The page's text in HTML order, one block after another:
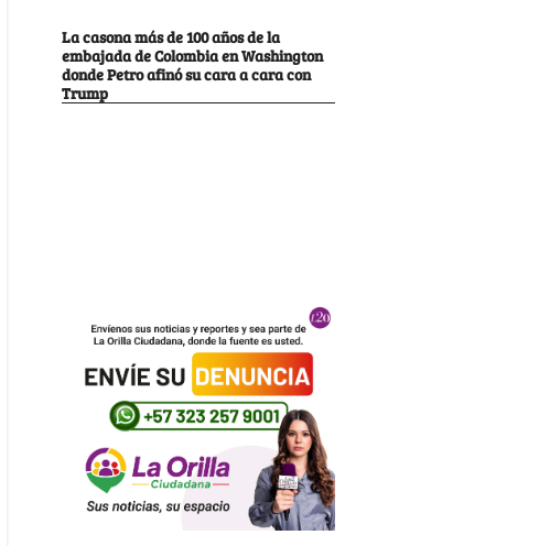
La casona más de 100 años de la
embajada de Colombia en Washington
donde Petro afinó su cara a cara con
Trump